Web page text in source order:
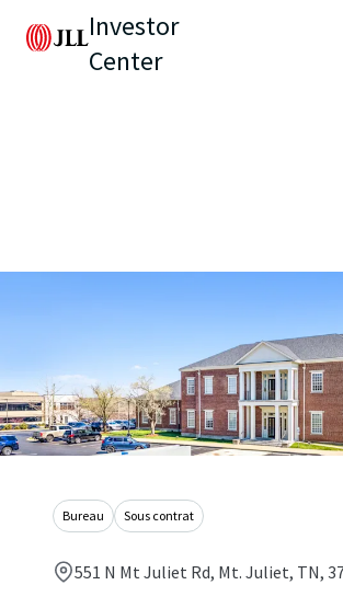
Investor
Center
Bureau Sous contrat
551 N Mt Juliet Rd, Mt. Juliet, TN,